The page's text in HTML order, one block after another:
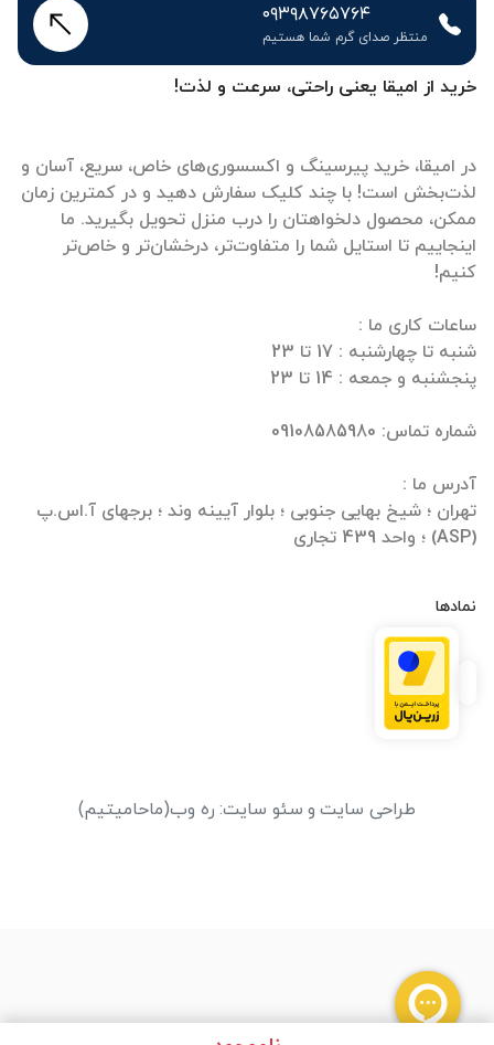
خرید از امیقا یعنی راحتی، سرعت و لذت!
در امیقا، خرید پیرسینگ و اکسسوری‌های خاص، سریع، آسان و
لذت‌بخش است! با چند کلیک سفارش دهید و در کمترین زمان
ممکن، محصول دلخواهتان را درب منزل تحویل بگیرید. ما
اینجاییم تا استایل شما را متفاوت‌تر، درخشان‌تر و خاص‌تر
تهران ؛ شیخ بهایی جنوبی ؛ بلوار آیینه وند ؛ برجهای آ.اس.پ
(ASP) ؛ واحد 439 تجاری
نمادها
۰۹۳۹۸۷۶۵۷۶۴
منتظر صدای گرم شما هستیم
طراحی سایت و سئو سایت: ره وب(ماحامیتیم)